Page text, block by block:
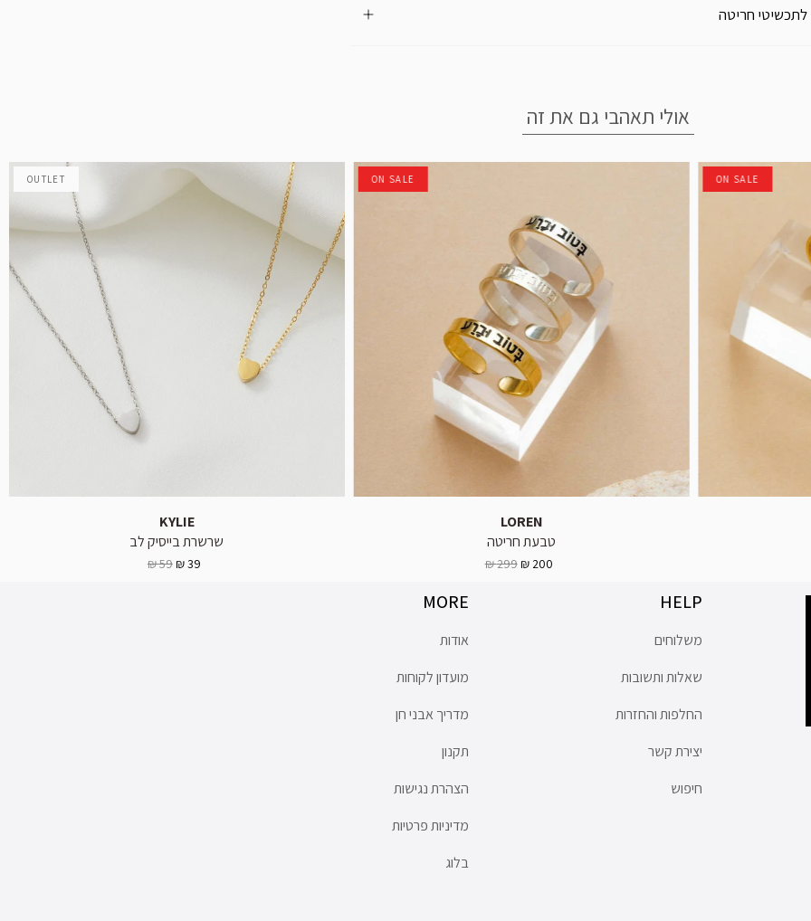
לתכשיטי חריטה
אולי תאהבי גם את זה
OUTLET
KYLIE
שרשרת בייסיק לב
39 ₪
59 ₪
ON SALE
LOREN
טבעת חריטה
200 ₪
299 ₪
ON SALE
HELP
משלוחים
שאלות ותשובות
החלפות והחזרות
יצירת קשר
חיפוש
MORE
אודות
מועדון לקוחות
מדריך אבני חן
תקנון
הצהרת נגישות
מדיניות פרטיות
בלוג